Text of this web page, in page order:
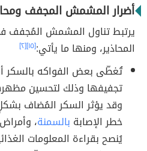
أضرار المشمش المجفف
يرتبط تناول المشمش المُجفف
المحاذير، ومنها ما يأتي:[١٥] [٢]
تُغطّى بعض الفواكه بالسكر
تجفيفها وذلك لتحسين
وقد يؤثر السكر المُضاف
خطر الإصابة بالسمنة،
يُنصح بقراءة المعلومات